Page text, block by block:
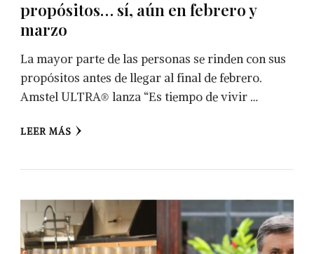
propósitos… sí, aún en febrero y
marzo
La mayor parte de las personas se rinden con sus
propósitos antes de llegar al final de febrero.
Amstel ULTRA® lanza “Es tiempo de vivir …
LEER MÁS